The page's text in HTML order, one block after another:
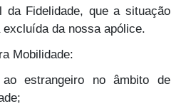
da Fidelidade, que a situação
da nossa apólice.
Mobilidade:
estrangeiro no âmbito de